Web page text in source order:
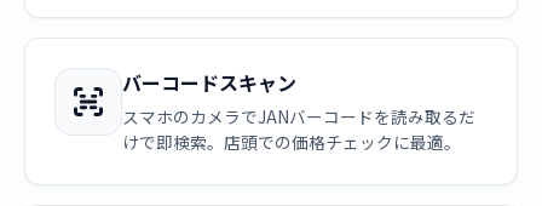
バーコードスキャン
スマホのカメラでJANバーコードを読み取るだ
けで即検索。店頭での価格チェックに最適。